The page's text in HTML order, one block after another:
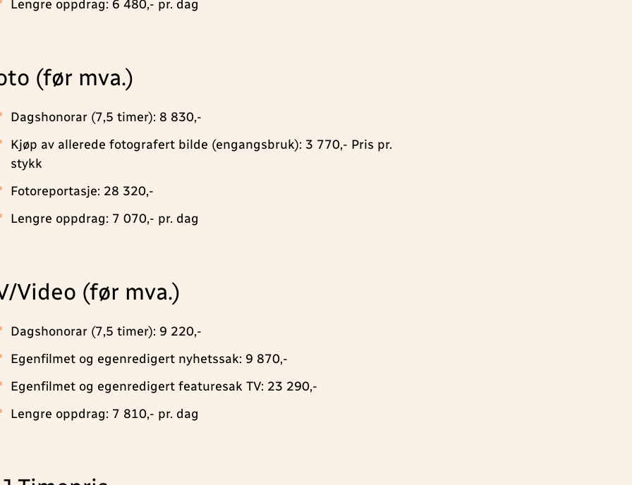
Lengre oppdrag: 6 480,- pr. dag
(før mva.)
Dagshonorar (7,5 timer): 8 830,-
Kjøp av allerede fotografert bilde (engangsbruk): 3 770,- Pris pr.
stykk
Fotoreportasje: 28 320,-
Lengre oppdrag: 7 070,- pr. dag
Video (før mva.)
Dagshonorar (7,5 timer): 9 220,-
Egenfilmet og egenredigert nyhetssak: 9 870,-
Egenfilmet og egenredigert featuresak TV: 23 290,-
Lengre oppdrag: 7 810,- pr. dag